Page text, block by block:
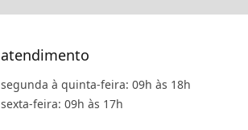
atendimento
segunda à quinta-feira: 09h às 18h
sexta-feira: 09h às 17h